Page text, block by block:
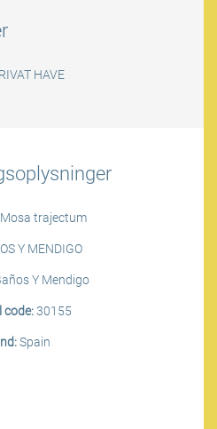
HAVE
Mosa trajectum
Y MENDIGO
Y Mendigo
code:30155
Spain